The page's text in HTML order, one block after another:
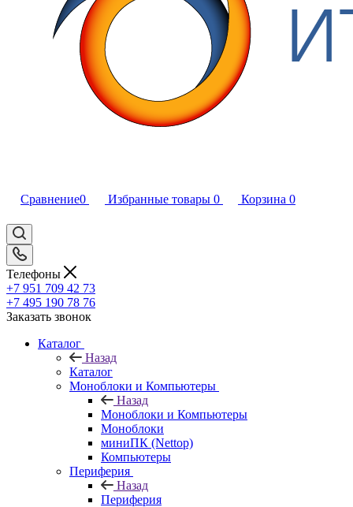
Сравнение0 Избранные товары 0 Корзина 0
Телефоны
+7 951 709 42 73
+7 495 190 78 76
Заказать звонок
Каталог
Назад
Каталог
Моноблоки и Компьютеры
Назад
Моноблоки и Компьютеры
Моноблоки
миниПК (Nettop)
Компьютеры
Периферия
Назад
Периферия